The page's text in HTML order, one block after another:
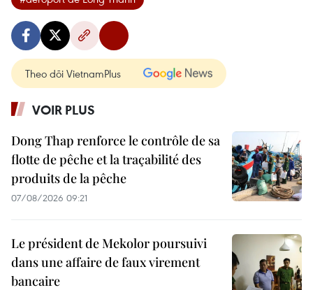
Theo dõi VietnamPlus
VOIR PLUS
Dong Thap renforce le contrôle de sa
flotte de pêche et la traçabilité des
produits de la pêche
07/08/2026 09:21
Le président de Mekolor poursuivi
dans une affaire de faux virement
bancaire